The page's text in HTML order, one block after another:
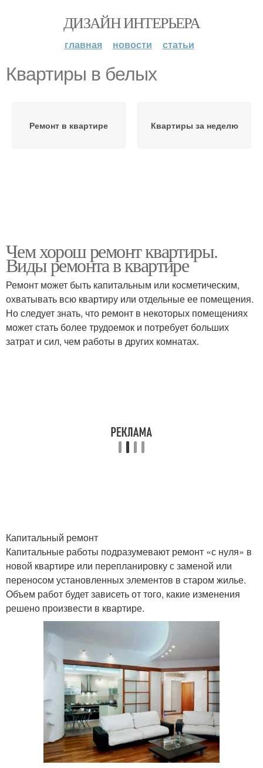
ДИЗАЙН ИНТЕРЬЕРА
главная новости статьи
Квартиры в белых
Ремонт в квартире Квартиры за неделю
Чем хорош ремонт квартиры.
Виды ремонта в квартире
Ремонт может быть капитальным или косметическим,
охватывать всю квартиру или отдельные ее помещения.
Но следует знать, что ремонт в некоторых помещениях
может стать более трудоемок и потребует больших
затрат и сил, чем работы в других комнатах.
Капитальный ремонт
Капитальные работы подразумевают ремонт «с нуля» в
новой квартире или перепланировку с заменой или
переносом установленных элементов в старом жилье.
Объем работ будет зависеть от того, какие изменения
решено произвести в квартире.